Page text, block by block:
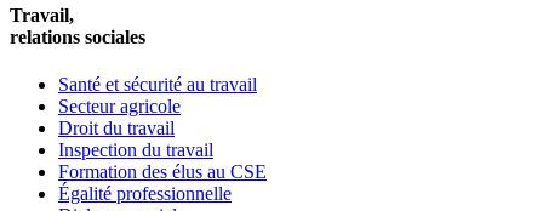
Travail,
relations sociales
Santé et sécurité au travail
Secteur agricole
Droit du travail
Inspection du travail
Formation des élus au CSE
Égalité professionnelle